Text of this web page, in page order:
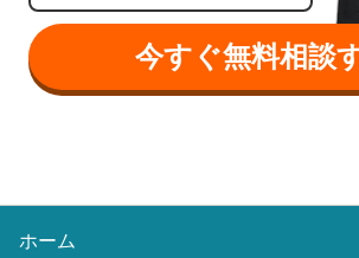
今すぐ無料相談
ホーム